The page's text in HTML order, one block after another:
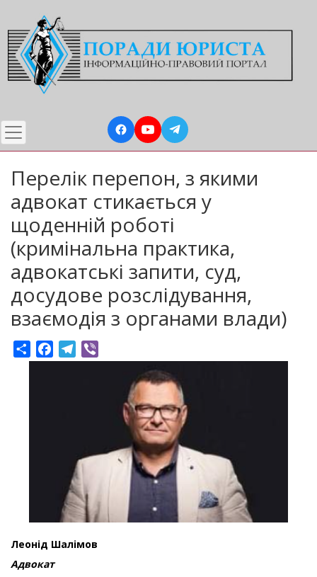
до
основного
вмісту
Перелік перепон, з якими
адвокат стикається у
щоденній роботі
(кримінальна практика,
адвокатські запити, суд,
досудове розслідування,
взаємодія з органами влади)
ShareFacebookTelegram
Леонід Шалімов
Адвокат